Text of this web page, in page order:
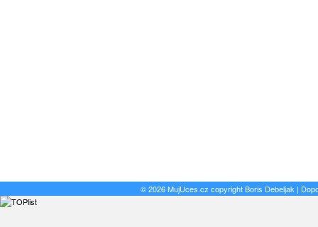
© 2026 MujUces.cz copyrightBoris Debeljak |